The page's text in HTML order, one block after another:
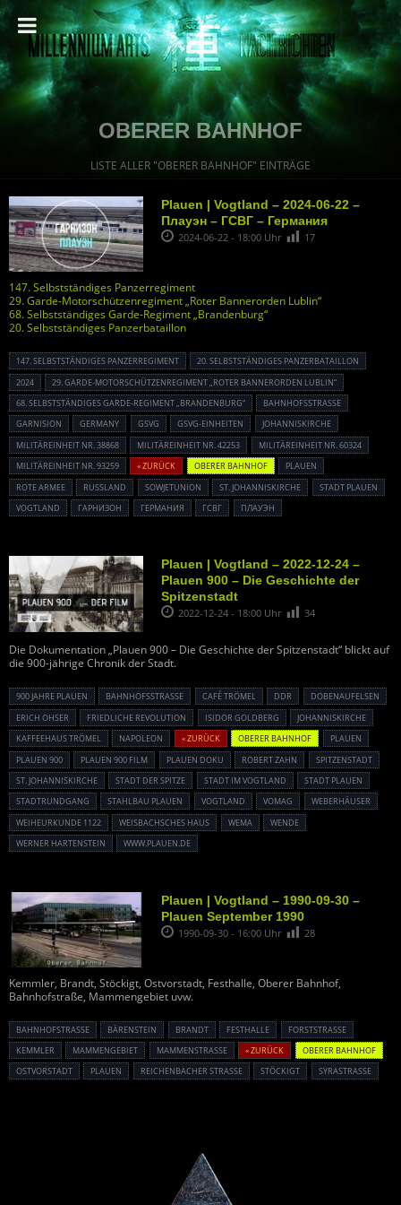
OBERER BAHNHOF
LISTE ALLER "OBERER BAHNHOF" EINTRÄGE
Plauen | Vogtland – 2024-06-22 –
Плауэн – ГСВГ – Германия
2024-06-22 - 18:00 Uhr 17
147. Selbstständiges Panzerregiment
29. Garde-Motorschützenregiment „Roter Bannerorden Lublin“
68. Selbstständiges Garde-Regiment „Brandenburg“
20. Selbstständiges Panzerbataillon
147. SELBSTSTÄNDIGES PANZERREGIMENT
20. SELBSTSTÄNDIGES PANZERBATAILLON
2024
29. GARDE-MOTORSCHÜTZENREGIMENT „ROTER BANNERORDEN LUBLIN“
68. SELBSTSTÄNDIGES GARDE-REGIMENT „BRANDENBURG“
BAHNHOFSSTRASSE
GARNISION
GERMANY GSVG GSVG-EINHEITEN
JOHANNISKIRCHE
MILITÄREINHEIT NR. 38868
MILITÄREINHEIT NR. 42253
MILITÄREINHEIT NR. 60324
MILITÄREINHEIT NR. 93259
« ZURÜCK OBERER BAHNHOF
PLAUEN
ROTE ARMEE
RUSSLAND SOWJETUNION ST. JOHANNISKIRCHE
STADT PLAUEN
VOGTLAND
ГАРНИЗОН ГЕРМАНИЯ ГСВГ ПЛАУЭН
Plauen | Vogtland – 2022-12-24 –
Plauen 900 – Die Geschichte der
Spitzenstadt
2022-12-24 - 18:00 Uhr 34
Die Dokumentation „Plauen 900 – Die Geschichte der Spitzenstadt“ blickt auf
die 900-jährige Chronik der Stadt.
900 JAHRE PLAUEN BAHNHOFSSTRASSE CAFÉ TRÖMEL DDR
DOBENAUFELSEN
ERICH OHSER
FRIEDLICHE REVOLUTION ISIDOR GOLDBERG
JOHANNISKIRCHE
KAFFEEHAUS TRÖMEL
NAPOLEON « ZURÜCK OBERER BAHNHOF
PLAUEN
PLAUEN 900
PLAUEN 900 FILM PLAUEN DOKU ROBERT ZAHN
SPITZENSTADT
ST. JOHANNISKIRCHE
STADT DER SPITZE STADT IM VOGTLAND
STADT PLAUEN
STADTRUNDGANG
STAHLBAU PLAUEN VOGTLAND VOMAG
WEBERHÄUSER
WEIHEURKUNDE 1122
WEISBACHSCHES HAUS WEMA
WENDE
WERNER HARTENSTEIN
WWW.PLAUEN.DE
Plauen | Vogtland – 1990-09-30 –
Plauen September 1990
1990-09-30 - 16:00 Uhr 28
Kemmler, Brandt, Stöckigt, Ostvorstadt, Festhalle, Oberer Bahnhof,
Bahnhofstraße, Mammengebiet uvw.
BAHNHOFSTRASSE BÄRENSTEIN BRANDT FESTHALLE
FORSTSTRASSE
KEMMLER
MAMMENGEBIET MAMMENSTRASSE « ZURÜCK
OBERER BAHNHOF
OSTVORSTADT
PLAUEN REICHENBACHER STRASSE STÖCKIGT SYRASTRASSE